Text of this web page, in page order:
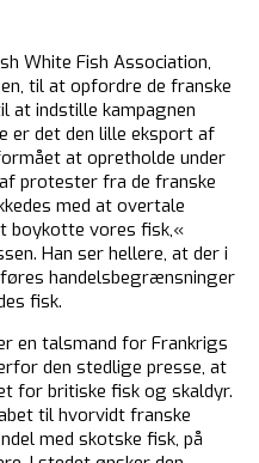
White Fish Association,
til at opfordre de franske
at indstille kampagnen
er det den lille eksport af
at opretholde under
protester fra de franske
med at overtale
boykotte vores fisk,«
Han ser hellere, at der i
handelsbegrænsninger
fisk.
en talsmand for Frankrigs
den stedlige presse, at
for britiske fisk og skaldyr.
til hvorvidt franske
med skotske fisk, på